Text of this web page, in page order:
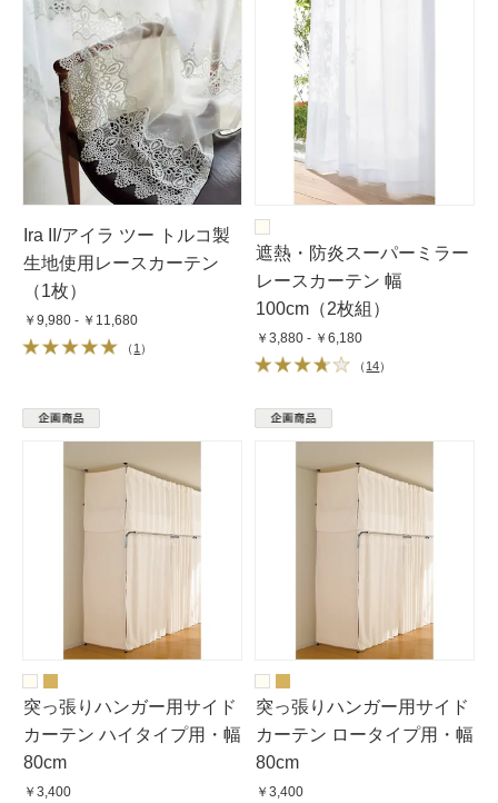
Ira II/アイラ ツー トルコ製
生地使用レースカーテン
（1枚）
￥9,980 - ￥11,680
（ 1 ）
遮熱・防炎スーパーミラー
レースカーテン 幅
100cm（2枚組）
￥3,880 - ￥6,180
（ 14）
突っ張りハンガー用サイド
カーテン ハイタイプ用・幅
80cm
￥3,400
突っ張りハンガー用サイド
カーテン ロータイプ用・幅
80cm
￥3,400